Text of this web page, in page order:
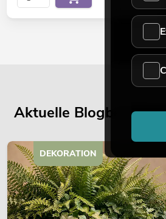
Aktuelle Blogbeiträge
DEKORATION